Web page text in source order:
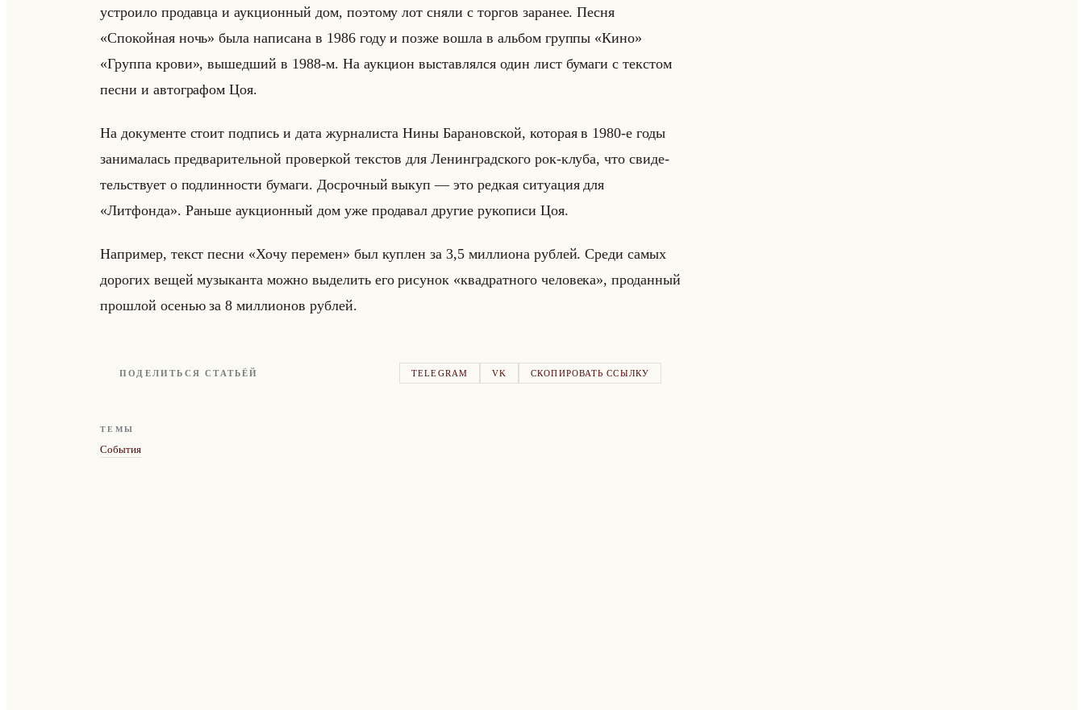
устро­ило про­дав­ца и аук­ци­он­ный дом, по­это­му лот сняли с тор­гов за­ра­нее. Песня
«Спокойная ночь» была на­пи­са­на в 1986 году и позже вошла в альбом груп­пы «Кино»
«Группа крови», вы­шед­ший в 1988-м. На аук­ци­он вы­став­лял­ся один лист бу­ма­ги с тек­стом
песни и ав­то­гра­фом Цоя.
На до­ку­мен­те стоит под­пись и дата жур­на­ли­ста Нины Ба­ра­нов­ской, ко­то­рая в 1980-е годы
за­ни­ма­лась пред­ва­ри­тельной про­вер­кой тек­стов для Ле­нин­град­ско­го рок-клуба, что сви­де­
тельству­ет о под­лин­но­сти бу­ма­ги. До­сроч­ный выкуп — это ред­кая си­ту­ация для
«Литфонда». Раньше аук­ци­он­ный дом уже про­да­вал дру­гие ру­ко­пи­си Цоя.
На­при­мер, текст песни «Хочу перемен» был куп­лен за 3,5 мил­ли­она руб­лей. Среди самых
до­ро­гих вещей му­зы­кан­та можно вы­де­лить его ри­су­нок «квадратного человека», про­дан­ный
про­шлой осе­нью за 8 мил­ли­онов руб­лей.
ПОДЕЛИТЬСЯ СТАТЬЁЙ TELEGRAM VK СКОПИРОВАТЬ ССЫЛКУ
ТЕМЫ
События